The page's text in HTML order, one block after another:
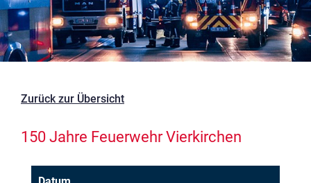
Zurück zur Übersicht
150 Jahre Feuerwehr Vierkirchen